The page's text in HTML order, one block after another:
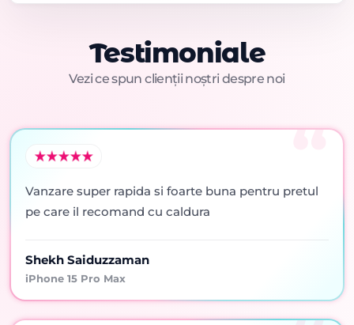
Testimoniale
Vezi ce spun clienții noștri despre noi
Vanzare super rapida si foarte buna pentru pretul
pe care il recomand cu caldura
Shekh Saiduzzaman
iPhone 15 Pro Max